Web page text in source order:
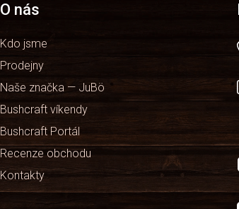
O nás
Kdo jsme
Prodejny
Naše značka — JuBö
Bushcraft víkendy
Bushcraft Portál
Recenze obchodu
Kontakty